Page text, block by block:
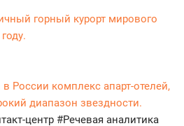
горный курорт мирового
России комплекс апарт-отелей,
диапазон звездности.
центр #Речевая аналитика